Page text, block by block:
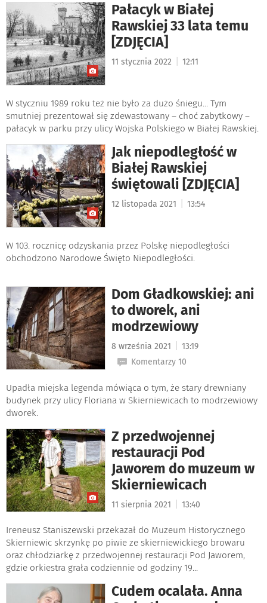
Pałacyk w Białej
Rawskiej 33 lata temu
[ZDJĘCIA]
11 stycznia 2022 12:11
W styczniu 1989 roku też nie było za dużo śniegu... Tym
smutniej prezentował się zdewastowany – choć zabytkowy –
pałacyk w parku przy ulicy Wojska Polskiego w Białej Rawskiej.
Jak niepodległość w
Białej Rawskiej
świętowali [ZDJĘCIA]
12 listopada 2021 13:54
W 103. rocznicę odzyskania przez Polskę niepodległości
obchodzono Narodowe Święto Niepodległości.
Dom Gładkowskiej: ani
to dworek, ani
modrzewiowy
8 września 2021
13:19
Komentarzy 10
Upadła miejska legenda mówiąca o tym, że stary drewniany
budynek przy ulicy Floriana w Skierniewicach to modrzewiowy
dworek.
Z przedwojennej
restauracji Pod
Jaworem do muzeum w
Skierniewicach
11 sierpnia 2021 13:40
Ireneusz Staniszewski przekazał do Muzeum Historycznego
Skierniewic skrzynkę po piwie ze skierniewickiego browaru
oraz chłodziarkę z przedwojennej restauracji Pod Jaworem,
gdzie orkiestra grała codziennie od godziny 19...
Cudem ocalała. Anna